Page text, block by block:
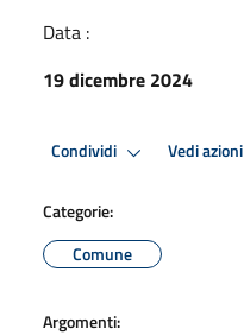
Data :
19 dicembre 2024
Condividi Vedi azioni
Categorie:
Comune
Argomenti: